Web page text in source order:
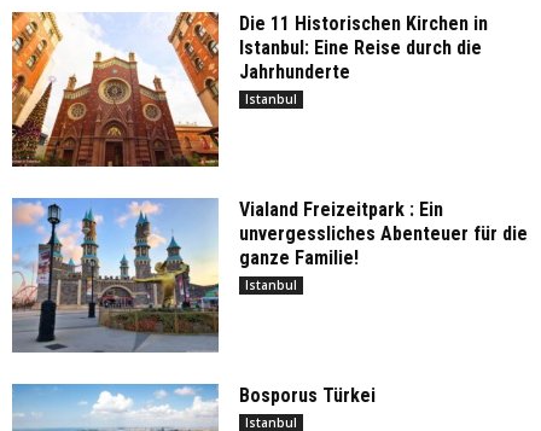
Die 11 Historischen Kirchen in
Istanbul: Eine Reise durch die
Jahrhunderte
Istanbul
Vialand Freizeitpark : Ein
unvergessliches Abenteuer für die
ganze Familie!
Istanbul
Bosporus Türkei
Istanbul